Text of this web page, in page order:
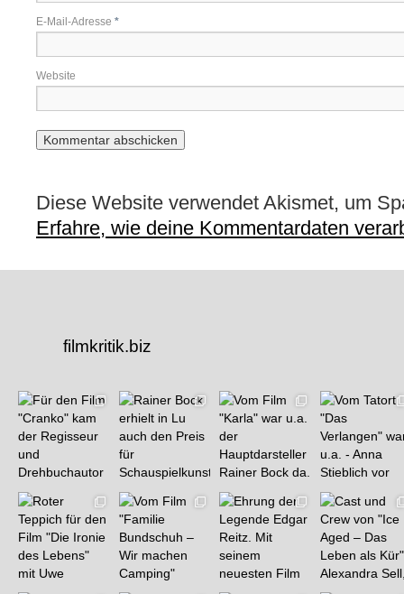
E-Mail-Adresse *
Website
Diese Website verwendet Akismet, um
Erfahre, wie deine Kommentardaten
filmkritik.biz